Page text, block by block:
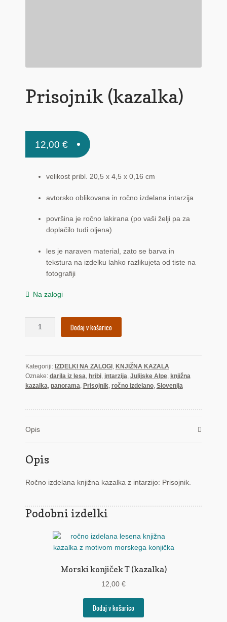
Zaključek nakupa
Prisojnik (kazalka)
12,00 €
velikost pribl. 20,5 x 4,5 x 0,16 cm
avtorsko oblikovana in ročno izdelana intarzija
površina je ročno lakirana (po vaši želji pa za
doplačilo tudi oljena)
les je naraven material, zato se barva in
tekstura na izdelku lahko razlikujeta od tiste na
fotografiji
Na zalogi
Dodaj v košarico
Kategoriji: IZDELKI NA ZALOGI, KNJIŽNA KAZALA
Oznake: darila iz lesa, hribi, intarzija, Julijske Alpe, knjižna
kazalka, panorama, Prisojnik, ročno izdelano, Slovenija
Opis
Opis
Ročno izdelana knjižna kazalka z intarzijo: Prisojnik.
Podobni izdelki
Morski konjiček T (kazalka)
12,00 €
Dodaj v košarico